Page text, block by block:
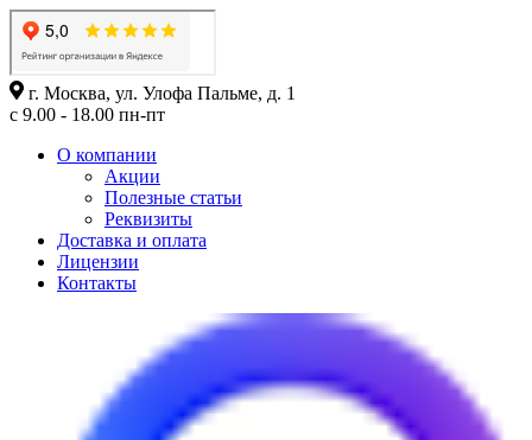
г. Москва, ул. Улофа Пальме, д. 1
с 9.00 - 18.00 пн-пт
О компании
Акции
Полезные статьи
Реквизиты
Доставка и оплата
Лицензии
Контакты